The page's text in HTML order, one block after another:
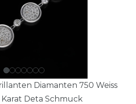
Diamanten 750 Weiss
Karat Deta Schmuck